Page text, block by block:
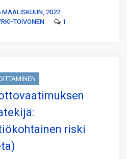
MAALISKUUN, 2022
TOIVONEN
1
riski